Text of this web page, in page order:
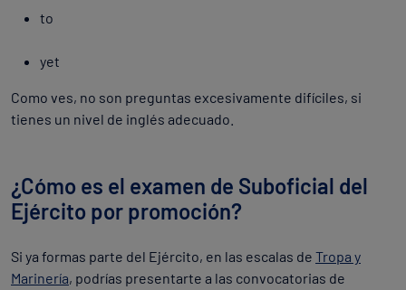
to
yet
Como ves, no son preguntas excesivamente difíciles, si
tienes un nivel de inglés adecuado.
¿Cómo es el examen de Suboficial del
Ejército por promoción?
Si ya formas parte del Ejército, en las escalas de Tropa y
Marinería, podrías presentarte a las convocatorias de